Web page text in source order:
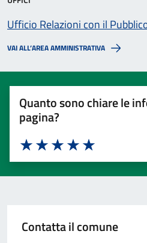
Ufficio Relazioni con il
VAI ALL’AREA AMMINISTRATIVA
Quanto sono chiare le
pagina?
Valuta 5 stelle
Valuta 4 stelle su 5
Valuta 3 stelle su 5
Valuta 2 stelle su 5
Valuta 1 stelle su 5
Contatta il comune